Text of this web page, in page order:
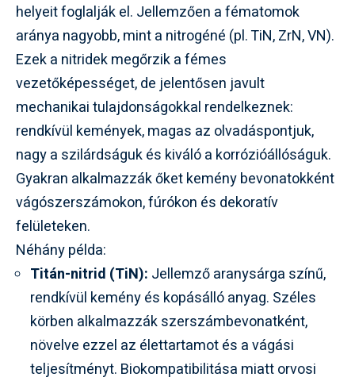
helyeit foglalják el. Jellemzően a fématomok
aránya nagyobb, mint a nitrogéné (pl. TiN, ZrN, VN).
Ezek a nitridek megőrzik a fémes
vezetőképességet, de jelentősen javult
mechanikai tulajdonságokkal rendelkeznek:
rendkívül kemények, magas az olvadáspontjuk,
nagy a szilárdságuk és kiváló a korrózióállóságuk.
Gyakran alkalmazzák őket kemény bevonatokként
vágószerszámokon, fúrókon és dekoratív
felületeken.
Néhány példa:
Titán-nitrid (TiN): Jellemző aranysárga színű,
rendkívül kemény és kopásálló anyag. Széles
körben alkalmazzák szerszámbevonatként,
növelve ezzel az élettartamot és a vágási
teljesítményt. Biokompatibilitása miatt orvosi